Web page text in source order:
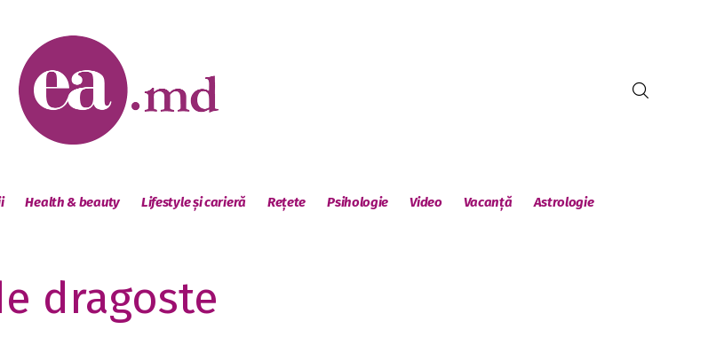
Health & beauty Lifestyle și carieră Rețete Psihologie Video Vacanță Astrologie
dragoste